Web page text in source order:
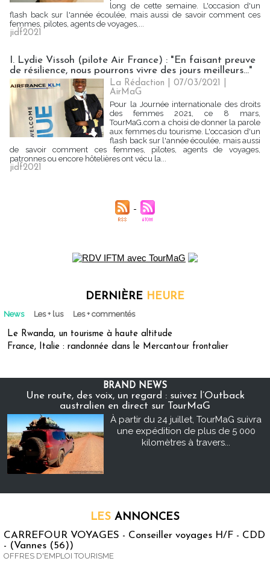
long de cette semaine. L'occasion d'un
flash back sur l'année écoulée, mais aussi de savoir comment ces
femmes, pilotes, agents de voyages,...
jidf2021
I. Lydie Vissoh (pilote Air France) : "En faisant preuve
de résilience, nous pourrons vivre des jours meilleurs..."
La Rédaction | 07/03/2021
AirMaG
Pour la Journée internationale des droits
des femmes 2021, ce 8 mars,
TourMaG.com a choisi de donner la parole
aux femmes du tourisme. L'occasion d'un
flash back sur l'année écoulée, mais aussi
de savoir comment ces femmes, pilotes, agents de voyages,
patronnes ou encore hôtelières ont vécu la...
jidf2021
DERNIÈRE HEURE
News Les + lus Les + commentés
Le Rwanda, un tourisme à haute altitude
France, Italie : randonnée dans le Mercantour frontalier
BRAND NEWS
Une route, des voix, un regard : suivez l’Outback
australien en direct sur TourMaG
À partir du 24 juillet, TourMaG suivra
une expédition de plus de 5 000
kilomètres à travers...
LES ANNONCES
CARREFOUR VOYAGES - Conseiller voyages H/F - CDD
- (Vannes (56))
OFFRES D'EMPLOI TOURISME